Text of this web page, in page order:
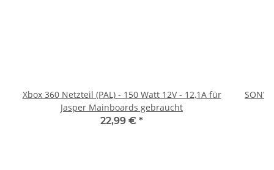
Xbox 360 Netzteil (PAL) - 150 Watt 12V - 12,1A für
Jasper Mainboards gebraucht
22,99 € *
SONY